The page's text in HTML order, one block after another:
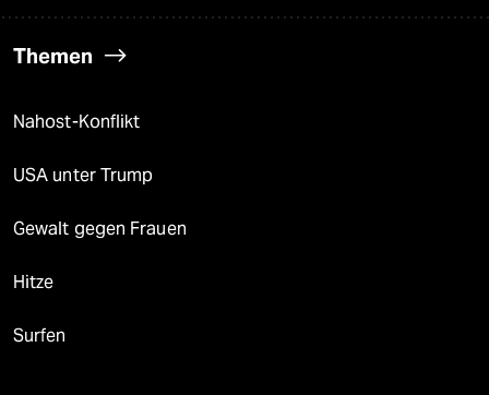
Themen
Nahost-Konflikt
USA unter Trump
Gewalt gegen Frauen
Hitze
Surfen